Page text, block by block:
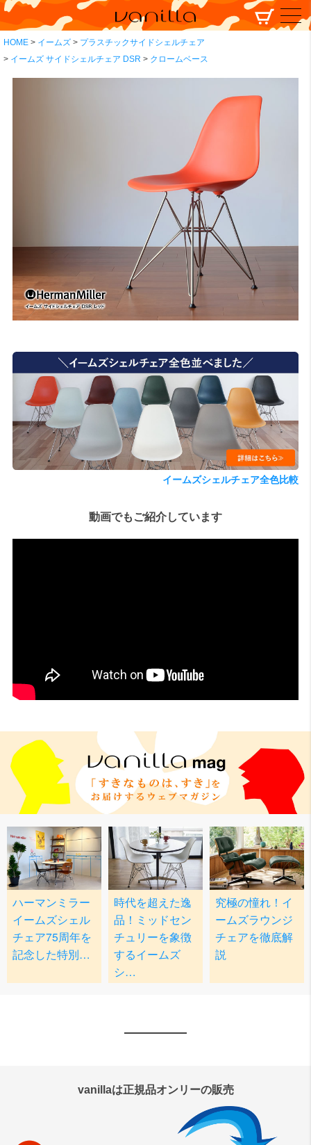
HOME イームズ
プラスチックサイドシェルチェア
イームズ サイドシェルチェア DSR
クロームベース
イームズシェルチェア全色比較
動画でもご紹介しています
vanillaは正規品オンリーの販売